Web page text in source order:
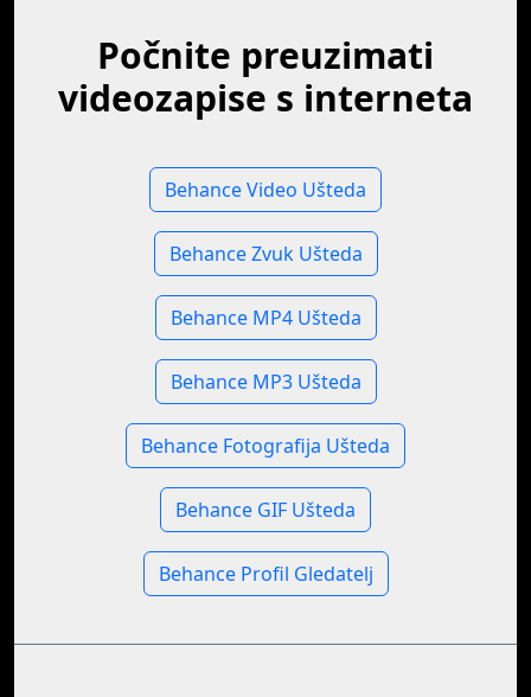
Počnite preuzimati
videozapise s interneta
Behance Video Ušteda
Behance Zvuk Ušteda
Behance MP4 Ušteda
Behance MP3 Ušteda
Behance Fotografija Ušteda
Behance GIF Ušteda
Behance Profil Gledatelj